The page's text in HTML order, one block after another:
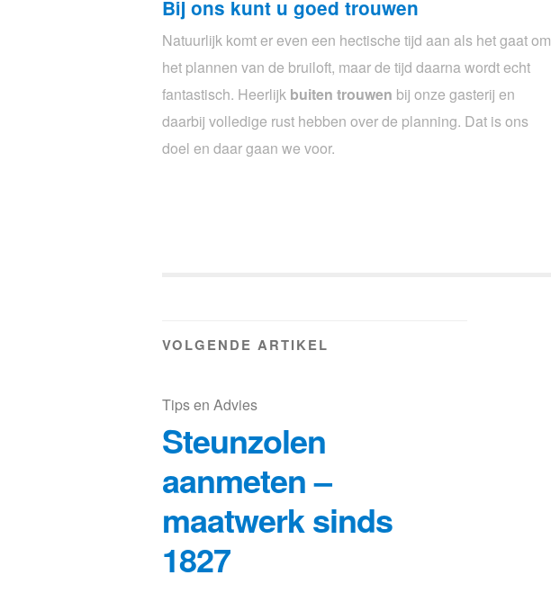
Bij ons kunt u goed trouwen
Natuurlijk komt er even een hectische tijd aan als het gaat om
het plannen van de bruiloft, maar de tijd daarna wordt echt
fantastisch. Heerlijk buiten trouwen bij onze gasterij en
daarbij volledige rust hebben over de planning. Dat is ons
doel en daar gaan we voor.
VOLGENDE ARTIKEL
Tips en Advies
Steunzolen
aanmeten –
maatwerk sinds
1827